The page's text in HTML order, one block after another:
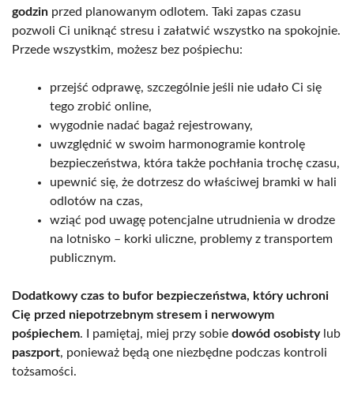
godzin przed planowanym odlotem. Taki zapas czasu
pozwoli Ci uniknąć stresu i załatwić wszystko na spokojnie.
Przede wszystkim, możesz bez pośpiechu:
przejść odprawę, szczególnie jeśli nie udało Ci się
tego zrobić online,
wygodnie nadać bagaż rejestrowany,
uwzględnić w swoim harmonogramie kontrolę
bezpieczeństwa, która także pochłania trochę czasu,
upewnić się, że dotrzesz do właściwej bramki w hali
odlotów na czas,
wziąć pod uwagę potencjalne utrudnienia w drodze
na lotnisko – korki uliczne, problemy z transportem
publicznym.
Dodatkowy czas to bufor bezpieczeństwa, który uchroni
Cię przed niepotrzebnym stresem i nerwowym
pośpiechem. I pamiętaj, miej przy sobie dowód osobistylub
paszport, ponieważ będą one niezbędne podczas kontroli
tożsamości.